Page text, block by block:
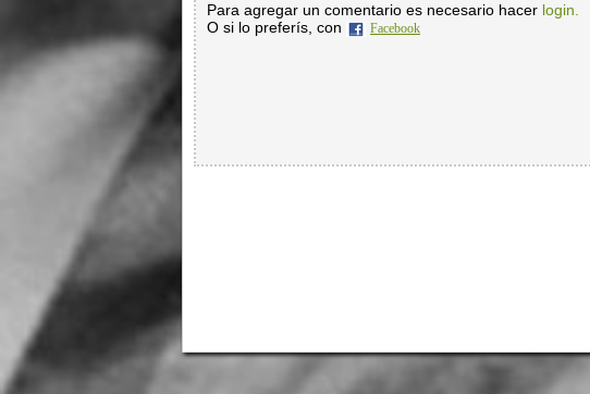
Para agregar un comentario es necesario hacer login.
O si lo preferís, con
Facebook